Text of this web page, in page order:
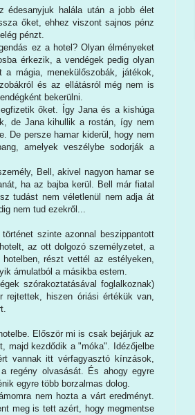
édesanyjuk halála után a jobb élet
őket, ehhez viszont sajnos pénz
pénzt.
ez a hotel? Olyan élményeket
érkezik, a vendégek pedig olyan
a mágia, menekülőszobák, játékok,
és az ellátásról még nem is
bekerülni.
őket. Így Jana és a kishúga
de Jana kihullik a rostán, így nem
De persze hamar kiderül, hogy nem
amelyek veszélybe sodorják a
Bell, akivel nagyon hamar se
ha az bajba kerül. Bell már fiatal
tudást nem véletlenül nem adja át
nem tud ezekről...
szinte azonnal beszippantott
az ott dolgozó személyzetet, a
részt vettél az estélyeken,
ámulatból a másikba estem.
szórakoztatásával foglalkoznak)
rejtettek, hiszen óriási értékük van,
Először mi is csak bejárjuk az
majd kezdődik a "móka". Idézőjelbe
vannak itt vérfagyasztó kínzások,
regény olvasását. És ahogy egyre
egyre több borzalmas dolog.
nem hozta a várt eredményt.
meg is tett azért, hogy megmentse